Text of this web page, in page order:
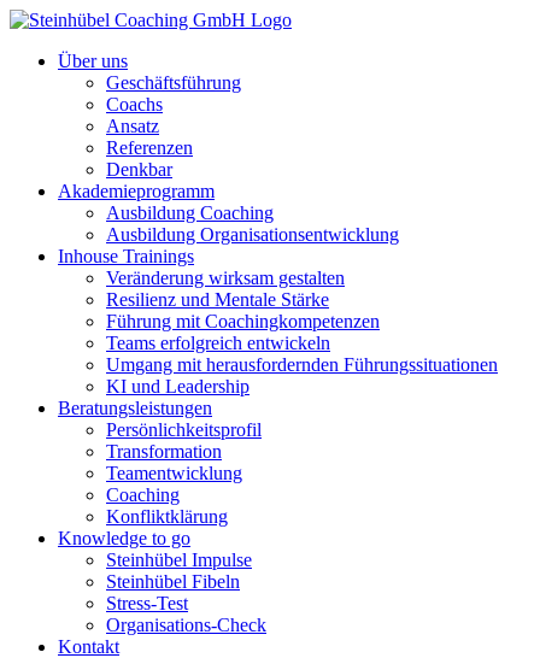
Über uns
Geschäftsführung
Coachs
Ansatz
Referenzen
Denkbar
Akademieprogramm
Ausbildung Coaching
Ausbildung Organisationsentwicklung
Inhouse Trainings
Veränderung wirksam gestalten
Resilienz und Mentale Stärke
Führung mit Coachingkompetenzen
Teams erfolgreich entwickeln
Umgang mit herausfordernden Führungssituationen
KI und Leadership
Beratungsleistungen
Persönlichkeitsprofil
Transformation
Teamentwicklung
Coaching
Konfliktklärung
Knowledge to go
Steinhübel Impulse
Steinhübel Fibeln
Stress-Test
Organisations-Check
Kontakt